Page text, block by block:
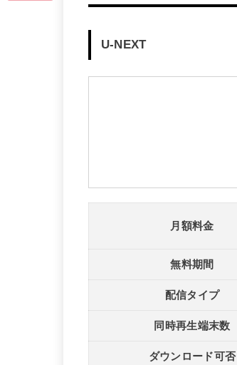
U-NEXT
月額料金
無料期間
配信タイプ
同時再生端末数
ダウンロード可否